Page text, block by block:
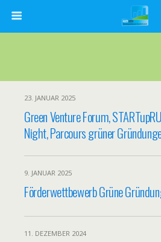
23. JANUAR 2025
Green Venture Forum,
Night, Parcours grüner
9. JANUAR 2025
Förderwettbewerb Grüne
11. DEZEMBER 2024